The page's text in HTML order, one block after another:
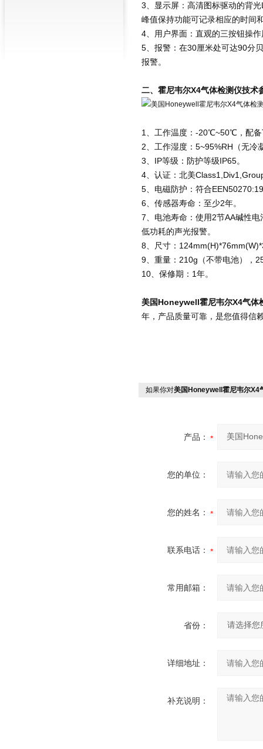
3、显示屏：高清图标驱动的背
峰值保持功能可记录相应的时间
4、用户界面：直观的三按钮操
5、报警：在30厘米处可达90分
报警。
二、 霍尼韦尔X4气体检测仪技术
1、工作温度：-20℃~50℃，配备
2、工作湿度：5~95%RH（无冷
3、IP等级：防护等级IP65。
4、认证：北美
5、电磁防护：符合
6、传感器寿命：至少2年。
7、电池寿命：使用2节AA碱性
低功耗的声光报警。
8、尺寸：
9、重量：210g（不带电池），
10、保修期：1年。
美国Honeywell霍尼韦尔X4气体
年，产品质量可靠，是您值得信
如果你对美国Honeywell霍尼韦尔X4
产品：
您的单位：
您的姓名：
联系电话：
常用邮箱：
省份：
详细地址：
补充说明：